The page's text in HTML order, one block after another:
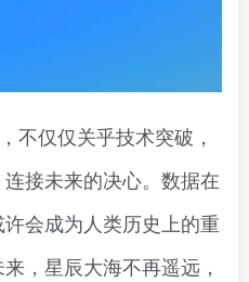
不仅仅关乎技术突破，
接未来的决心。数据在
会成为人类历史上的重
，星辰大海不再遥远，